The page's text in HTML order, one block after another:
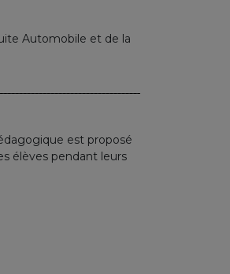
Automobile et de la
est proposé
élèves pendant leurs